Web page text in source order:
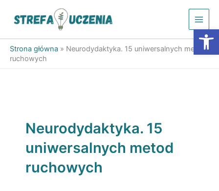
Strona główna » Neurodydaktyka. 15 uniwersalnych metod
ruchowych
Neurodydaktyka. 15
uniwersalnych metod
ruchowych